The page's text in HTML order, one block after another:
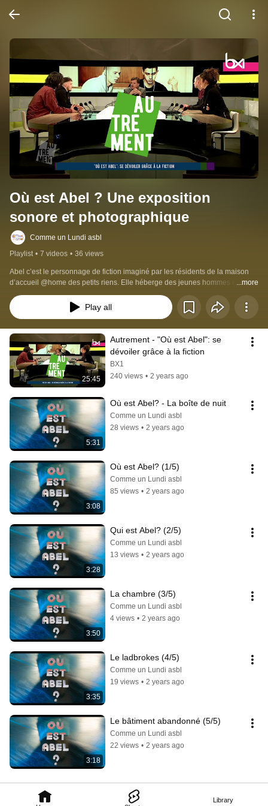
Library
Où est Abel ? Une exposition
sonore et photographique
Comme un Lundi asbl
Playlist • 7 videos • 36 views
Abel c’est le personnage de fiction imaginé par les résidents de la maison
d’accueil @home des petits riens. Elle héberge des jeunes hommes entre
18 et 24 ans qui y trouve un lieu où se poser, le temps de souffler, de faire le
point avant un nouveau départ. Pas facile de parler de soi quand on galère,
alors pourquoi pas tenter de le faire en imaginant le parcours d’un homme
découvrir.
...more
Play all
25:45
Autrement - "Où est Abel": se
dévoiler grâce à la fiction
BX1
240 views • 2 years ago
5:31
Où est Abel? - La boîte de nuit
Comme un Lundi asbl
28 views • 2 years ago
3:08
Où est Abel? (1/5)
Comme un Lundi asbl
85 views • 2 years ago
3:28
Qui est Abel? (2/5)
Comme un Lundi asbl
13 views • 2 years ago
3:50
La chambre (3/5)
Comme un Lundi asbl
4 views • 2 years ago
3:35
Le ladbrokes (4/5)
Comme un Lundi asbl
19 views • 2 years ago
3:18
Le bâtiment abandonné (5/5)
Comme un Lundi asbl
22 views • 2 years ago